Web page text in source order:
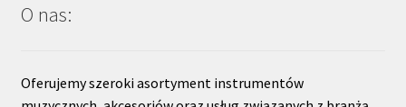
O nas:
Oferujemy szeroki asortyment instrumentów